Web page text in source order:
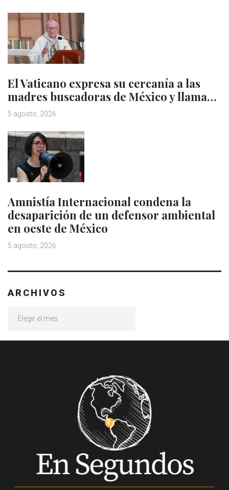
El Vaticano expresa su cercanía a las
madres buscadoras de México y llama…
5 agosto, 2026
Amnistía Internacional condena la
desaparición de un defensor ambiental
en oeste de México
5 agosto, 2026
ARCHIVOS